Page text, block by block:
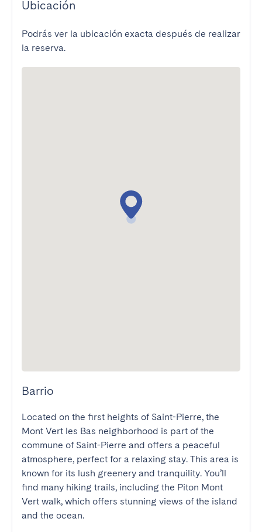
Ubicación
Podrás ver la ubicación exacta después de realizar
la reserva.
Barrio
Located on the first heights of Saint-Pierre, the
Mont Vert les Bas neighborhood is part of the
commune of Saint-Pierre and offers a peaceful
atmosphere, perfect for a relaxing stay. This area is
known for its lush greenery and tranquility. You’ll
find many hiking trails, including the Piton Mont
Vert walk, which offers stunning views of the island
and the ocean.